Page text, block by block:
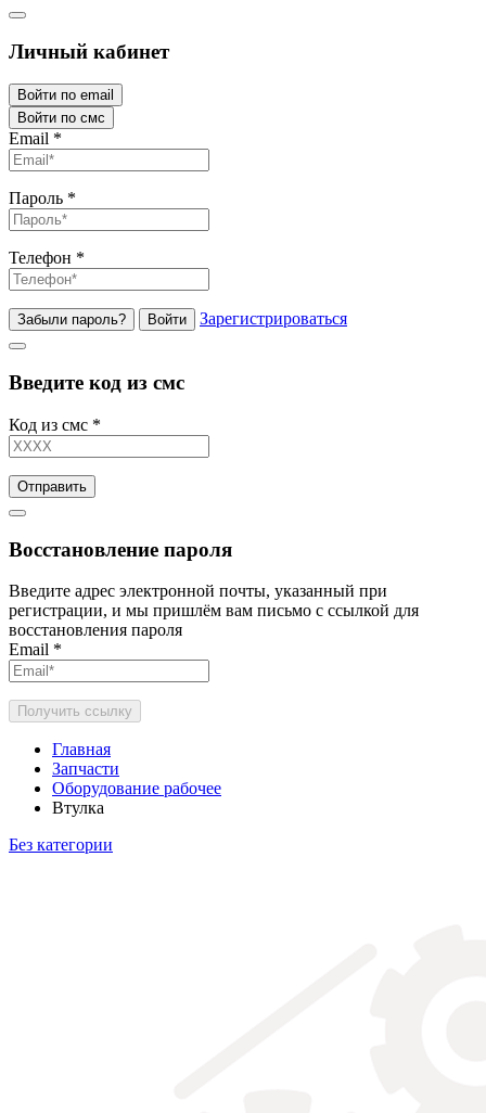
Личный кабинет
Войти по email
Войти по смс
Email *
Пароль *
Телефон *
Забыли пароль? Войти Зарегистрироваться
Введите код из смс
Код из смс *
Отправить
Восстановление пароля
Введите адрес электронной почты, указанный при
регистрации, и мы пришлём вам письмо с ссылкой для
восстановления пароля
Email *
Получить ссылку
Главная
Запчасти
Оборудование рабочее
Втулка
Без категории